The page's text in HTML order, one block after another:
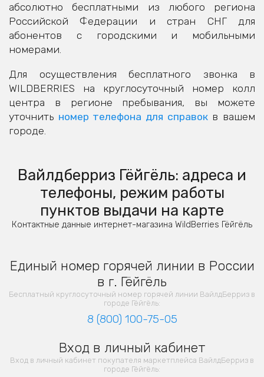
абсолютно бесплатными из любого региона
Российской Федерации и стран СНГ для
абонентов с городскими и мобильными
номерами.
Для осуществления бесплатного звонка в
WILDBERRIES на круглосуточный номер колл
центра в регионе пребывания, вы можете
уточнить номер телефона для справокв вашем
городе.
Вайлдберриз Гёйгёль: адреса и
телефоны, режим работы
пунктов выдачи на карте
Контактные данные интернет-магазина WildBerries Гёйгёль
Единый номер горячей линии в России
в г. Гёйгёль
Бесплатный круглосуточный номер горячей линии ВайлдБерриз в
городе Гёйгёль:
8 (800) 100-75-05
Вход в личный кабинет
Вход в личный кабинет покупателя маркетплейса ВайлдБерриз в
городе Гёйгёль: